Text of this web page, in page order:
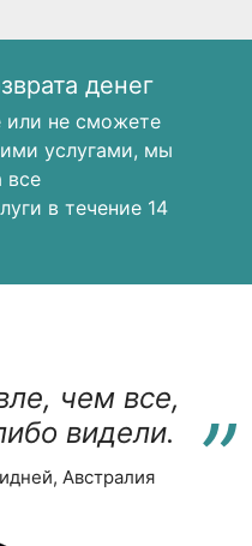
чем все,
видели.
“
Австралия
денег
или не сможете
услугами, мы
все
в течение 14